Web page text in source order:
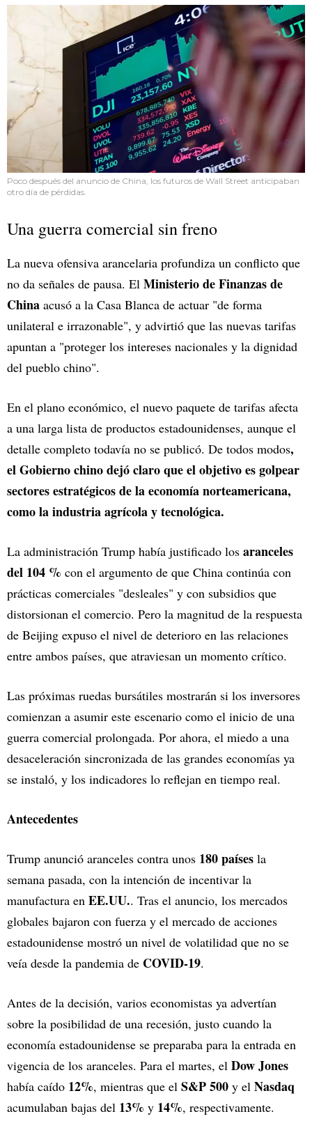
Poco después del anuncio de China, los futuros de Wall Street anticipaban
otro día de pérdidas.
Una guerra comercial sin freno
La nueva ofensiva arancelaria profundiza un conflicto que
no da señales de pausa. El Ministerio de Finanzas de
China acusó a la Casa Blanca de actuar "de forma
unilateral e irrazonable", y advirtió que las nuevas tarifas
apuntan a "proteger los intereses nacionales y la dignidad
del pueblo chino".
En el plano económico, el nuevo paquete de tarifas afecta
a una larga lista de productos estadounidenses, aunque el
detalle completo todavía no se publicó. De todos modos,
el Gobierno chino dejó claro que el objetivo es golpear
sectores estratégicos de la economía norteamericana,
como la industria agrícola y tecnológica.
La administración Trump había justificado los aranceles
del 104 % con el argumento de que China continúa con
prácticas comerciales "desleales" y con subsidios que
distorsionan el comercio. Pero la magnitud de la respuesta
de Beijing expuso el nivel de deterioro en las relaciones
entre ambos países, que atraviesan un momento crítico.
Las próximas ruedas bursátiles mostrarán si los inversores
comienzan a asumir este escenario como el inicio de una
guerra comercial prolongada. Por ahora, el miedo a una
desaceleración sincronizada de las grandes economías ya
se instaló, y los indicadores lo reflejan en tiempo real.
Antecedentes
Trump anunció aranceles contra unos 180 países la
semana pasada, con la intención de incentivar la
manufactura en EE.UU.. Tras el anuncio, los mercados
globales bajaron con fuerza y el mercado de acciones
estadounidense mostró un nivel de volatilidad que no se
veía desde la pandemia de COVID-19.
Antes de la decisión, varios economistas ya advertían
sobre la posibilidad de una recesión, justo cuando la
economía estadounidense se preparaba para la entrada en
vigencia de los aranceles. Para el martes, el Dow Jones
había caído 12%, mientras que el S&P 500 y el Nasdaq
acumulaban bajas del 13% y 14%, respectivamente.